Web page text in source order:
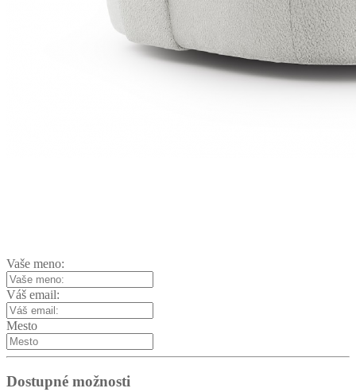
Vaše meno:
Váš email:
Mesto
Dostupné možnosti